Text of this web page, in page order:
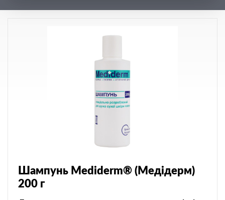
Шампунь Mediderm® (Медідерм)
200 г